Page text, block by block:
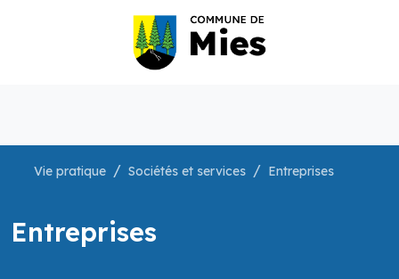
Vie pratique Sociétés et services Entreprises
Entreprises